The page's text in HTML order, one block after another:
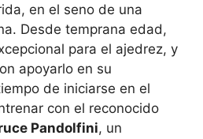
en el seno de una
Desde temprana edad,
para el ajedrez, y
apoyarlo en su
de iniciarse en el
con el reconocido
Pandolfini, un